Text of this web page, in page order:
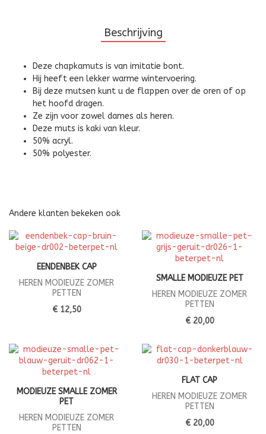
Beschrijving
Deze chapkamuts is van imitatie bont.
Hij heeft een lekker warme wintervoering.
Bij deze mutsen kunt u de flappen over de oren of op
het hoofd dragen.
Ze zijn voor zowel dames als heren.
Deze muts is kaki van kleur.
50% acryl.
50% polyester.
Andere klanten bekeken ook
EENDENBEK CAP
HEREN MODIEUZE ZOMER
PETTEN
€ 12,50
SMALLE MODIEUZE PET
HEREN MODIEUZE ZOMER
PETTEN
€ 20,00
MODIEUZE SMALLE ZOMER
PET
HEREN MODIEUZE ZOMER
PETTEN
FLAT CAP
HEREN MODIEUZE ZOMER
PETTEN
€ 20,00